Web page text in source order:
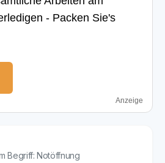
- Packen Sie's
Anzeige
Begriff: Notöffnung